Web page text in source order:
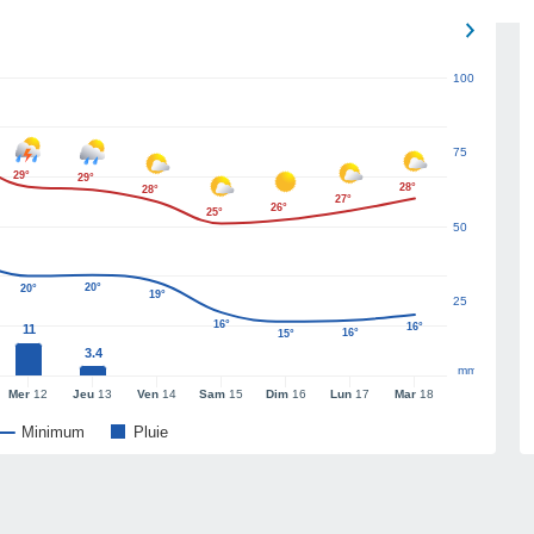
Minimum Pluie
Mer 12 Jeu 13 Ven 14 Sam 15 Dim16 Lun 17 Mar 18
25
50
75
100
mm
11
3.4
29°
29°
28°
25°
26°
27°
28°
20° 20°
19°
16°
15°
16° 16°